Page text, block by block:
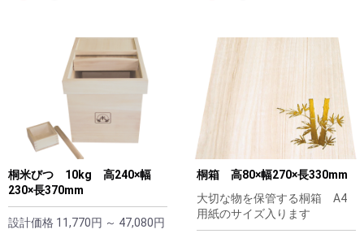
桐米びつ 10kg 高240×幅
230×長370mm
設計価格 11,770円 ～ 47,080円
桐箱 高80×幅270×長330mm
大切な物を保管する桐箱 A4
用紙のサイズ入ります